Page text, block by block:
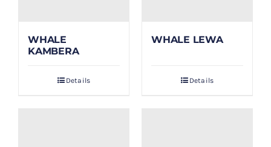
WHALE
KAMBERA
Details
WHALE LEWA
Details